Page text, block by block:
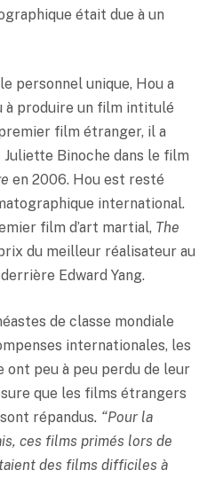
était due à un
personnel unique, Hou a
à produire un film intitulé
film étranger, il a
Binoche dans le film
en 2006. Hou est resté
international.
film d’art martial, The
du meilleur réalisateur au
Edward Yang.
de classe mondiale
internationales, les
ont peu à peu perdu de leur
que les films étrangers
répandus. “Pour la
ces films primés lors de
des films difficiles à